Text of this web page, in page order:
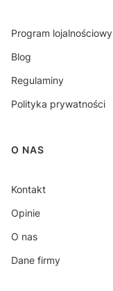
Program lojalnościowy
Blog
Regulaminy
Polityka prywatności
O NAS
Kontakt
Opinie
O nas
Dane firmy